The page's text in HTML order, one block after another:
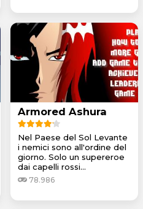
Armored Ashura
Nel Paese del Sol Levante
i nemici sono all'ordine del
giorno. Solo un supereroe
dai capelli rossi...
78.986